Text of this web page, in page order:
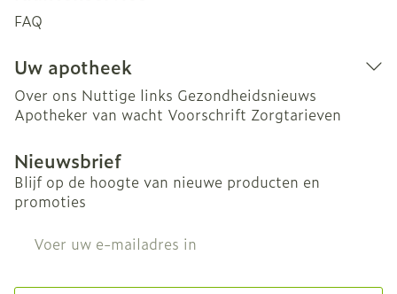
FAQ
Uw apotheek
Over ons Nuttige links Gezondheidsnieuws
Apotheker van wacht Voorschrift Zorgtarieven
Nieuwsbrief
Blijf op de hoogte van nieuwe producten en
promoties